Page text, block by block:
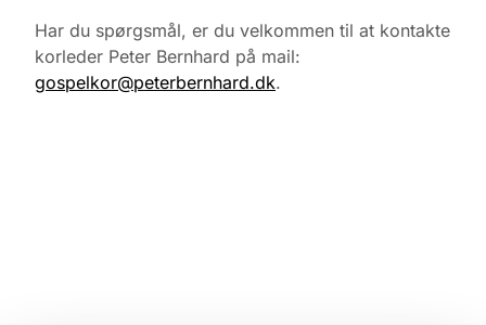
Har du spørgsmål, er du velkommen til at kontakte
korleder Peter Bernhard på mail:
gospelkor@peterbernhard.dk.